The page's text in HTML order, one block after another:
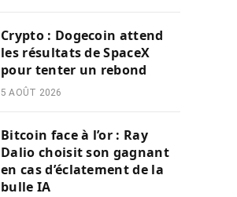
Crypto : Dogecoin attend
les résultats de SpaceX
pour tenter un rebond
5 AOÛT 2026
Bitcoin face à l’or : Ray
Dalio choisit son gagnant
en cas d’éclatement de la
bulle IA